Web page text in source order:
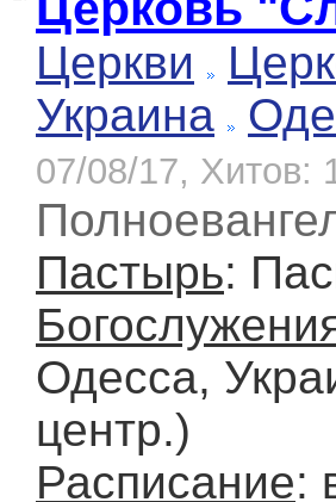
Церкви
Украина
07/08/17, Хитов:
Пастырь:
Одесса,
центр.)
Расписание: